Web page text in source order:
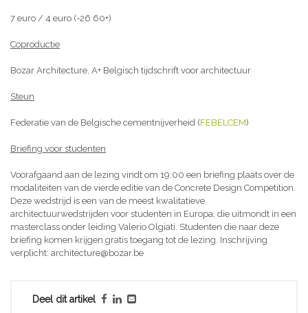
7 euro / 4 euro (-26 60+)
Coproductie
Bozar Architecture, A+ Belgisch tijdschrift voor architectuur
Steun
Federatie van de Belgische cementnijverheid (FEBELCEM)
Briefing voor studenten
Voorafgaand aan de lezing vindt om 19:00 een briefing plaats over de
modaliteiten van de vierde editie van de Concrete Design Competition.
Deze wedstrijd is een van de meest kwalitatieve
architectuurwedstrijden voor studenten in Europa, die uitmondt in een
masterclass onder leiding Valerio Olgiati. Studenten die naar deze
briefing komen krijgen gratis toegang tot de lezing. Inschrijving
verplicht: architecture@bozar.be
Deel dit artikel